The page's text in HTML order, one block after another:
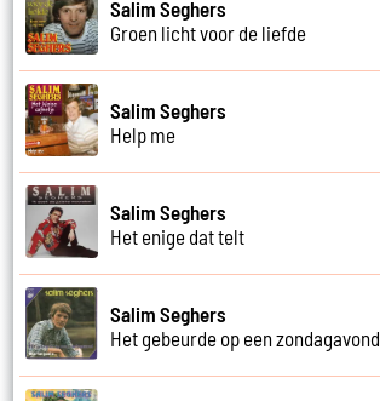
Salim Seghers
Groen licht voor de liefde
Salim Seghers
Help me
Salim Seghers
Het enige dat telt
Salim Seghers
Het gebeurde op een zondagavond